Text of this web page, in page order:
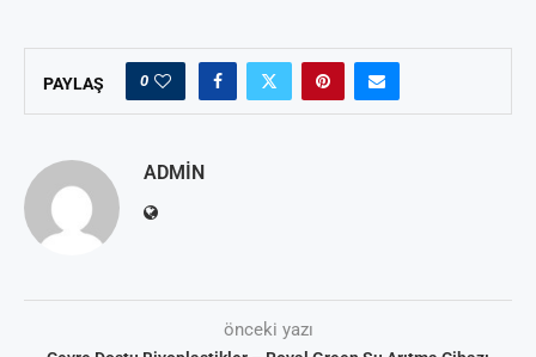
PAYLAŞ 0
ADMIN
önceki yazı